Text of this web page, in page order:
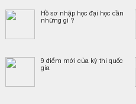
Hồ sơ nhập học đại học cần
những gì ?
​9 điểm mới của kỳ thi quốc
gia